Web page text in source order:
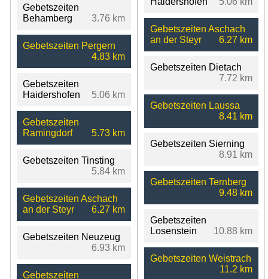
Gebetszeiten
Behamberg
3.76 km
Gebetszeiten Pergern
4.83 km
Gebetszeiten
Haidershofen
5.06 km
Gebetszeiten
Ramingdorf
5.73 km
Gebetszeiten Tinsting
5.84 km
Gebetszeiten Aschach
an der Steyr
6.27 km
Gebetszeiten Neuzeug
6.93 km
Gebetszeiten
Gebetszeiten Aschach
an der Steyr
6.27 km
Gebetszeiten Dietach
7.72 km
Gebetszeiten Laussa
8.41 km
Gebetszeiten Sierning
8.91 km
Gebetszeiten Ternberg
9.48 km
Gebetszeiten
Losenstein
10.88 km
Gebetszeiten Weistrach
11.2 km